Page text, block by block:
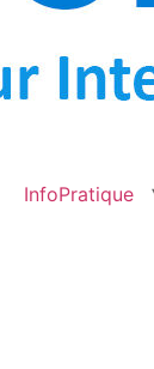
InfoPratique